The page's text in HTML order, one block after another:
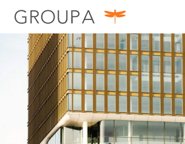
zoeken